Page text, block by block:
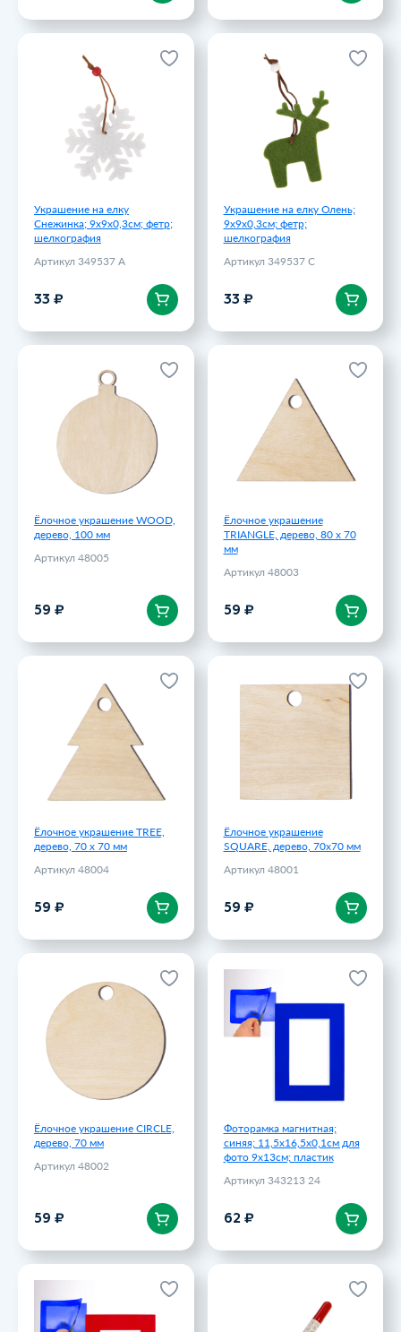
Украшение на елку
Снежинка; 9х9х0,3см; фетр;
шелкография
Артикул 349537 A
33 ₽
Украшение на елку
Снежинка; 9х9х0,3см; фетр;
шелкография
Артикул 349537 A
Украшение на елку Олень;
9х9х0,3см; фетр;
шелкография
Артикул 349537 C
33 ₽
Украшение на елку Олень;
9х9х0,3см; фетр;
Артикул 349537 C
Ёлочное украшение WOOD,
дерево, 100 мм
Артикул 48005
59 ₽
Ёлочное украшение WOOD,
дерево, 100 мм
Артикул 48005
59 ₽
Ёлочное украшение
TRIANGLE, дерево, 80 х 70
мм
Артикул 48003
59 ₽
Ёлочное украшение
TRIANGLE, дерево, 80 х 70
Артикул 48003
59 ₽
Ёлочное украшение TREE,
дерево, 70 х 70 мм
Артикул 48004
59 ₽
Ёлочное украшение TREE,
дерево, 70 х 70 мм
Артикул 48004
Ёлочное украшение
SQUARE, дерево, 70х70 мм
Артикул 48001
59 ₽
Ёлочное украшение
SQUARE, дерево, 70х70 мм
Артикул 48001
59 ₽
Ёлочное украшение CIRCLE,
дерево, 70 мм
Артикул 48002
59 ₽
Ёлочное украшение CIRCLE,
дерево, 70 мм
Артикул 48002
59 ₽
Фоторамка магнитная;
синяя; 11,5х16,5х0,1см для
фото 9х13см; пластик
Артикул 343213 24
62 ₽
Фоторамка магнитная;
синяя; 11,5х16,5х0,1см для
фото 9х13см; пластик
Фоторамка магнитная;
красная; 11,5х16,5х0,1см
для фото 9х13см; пластик
Растущий карандаш mini
Magicme (1шт) - Паприка
Артикул 220260